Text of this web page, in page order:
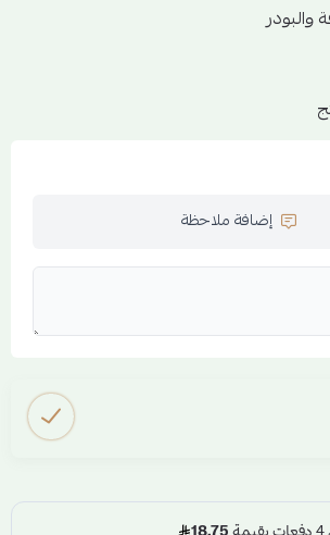
والبودر
والملابس والسجاد والمنزل
إضافة ملاحظة